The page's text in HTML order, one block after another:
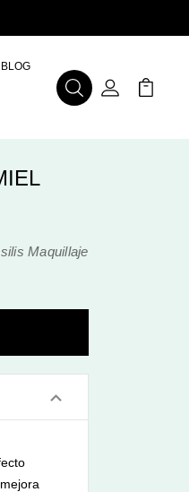
BLOG
BuscarMi Cuenta
Mi
Maquillaje